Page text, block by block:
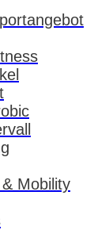
Mobility